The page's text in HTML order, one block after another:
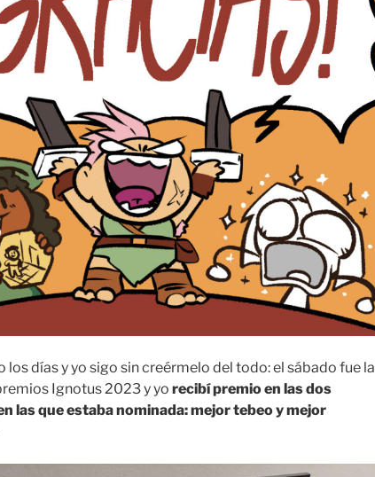
los días y yo sigo sin creérmelo del todo: el sábado fue la
Ignotus 2023 y yo recibí premio en las dos
las que estaba nominada: mejor tebeo y mejor